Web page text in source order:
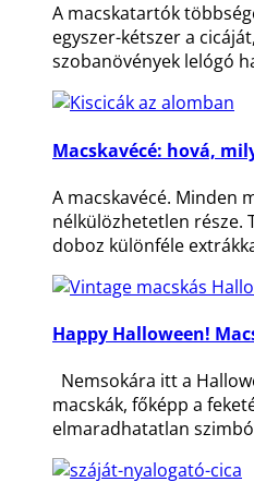
A macskatartók
egyszer-kétszer a
szobanövények lelógó
Macskavécé: hová,
A macskavécé. Minden
nélkülözhetetlen része.
doboz különféle
Happy Halloween!
Nemsokára itt a
macskák, főképp a
elmaradhatatlan